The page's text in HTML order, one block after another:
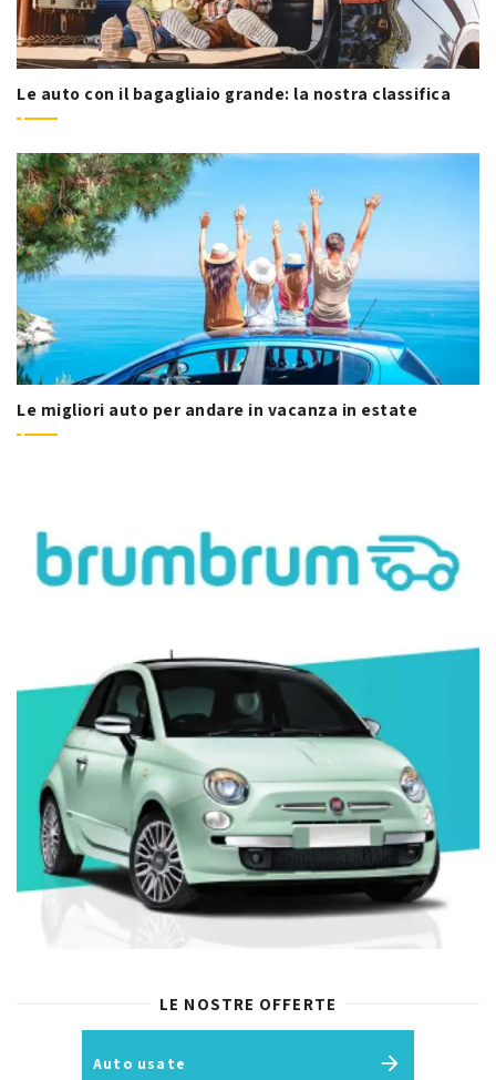
Le auto con il bagagliaio grande: la nostra classifica
Le migliori auto per andare in vacanza in estate
LE NOSTRE OFFERTE
Auto usate